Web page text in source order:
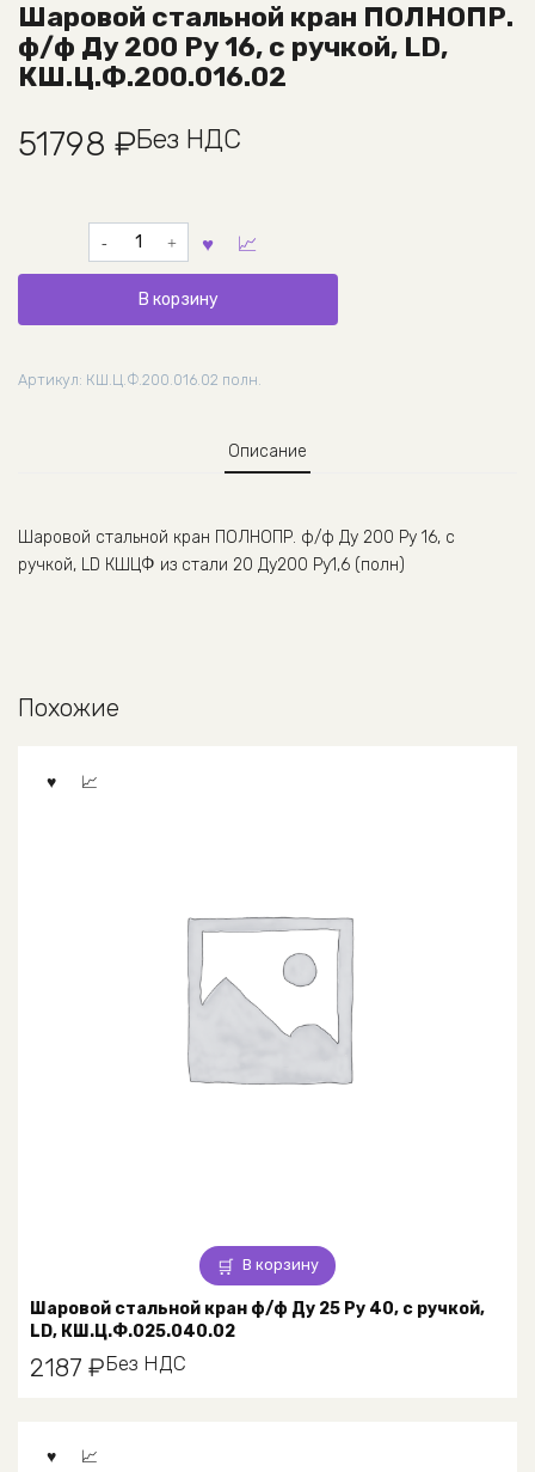
Шаровой стальной кран ПОЛНОПР.
ф/ф Ду 200 Ру 16, с ручкой, LD,
КШ.Ц.Ф.200.016.02
51798 ₽Без НДС
Количество
товара
стальной
ф/
с
ручкой,
В корзину
Артикул: КШ.Ц.Ф.200.016.02 полн.
Описание
Шаровой стальной кран ПОЛНОПР. ф/ф Ду 200 Ру 16, с
ручкой, LD КШЦФ из стали 20 Ду200 Ру1,6 (полн)
Похожие
В корзину
Шаровой стальной кран ф/ф Ду 25 Ру 40, с ручкой,
LD, КШ.Ц.Ф.025.040.02
2187 ₽Без НДС